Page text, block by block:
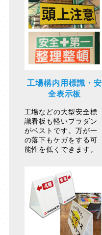
工場構内用標識・安
全表示板
工場などの大型安全標
識看板も軽いプラダン
がベストです。万が一
の落下もケガをする可
能性を低くできます。